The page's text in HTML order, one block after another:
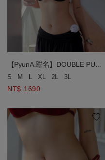
【PyunA.聯名】DOUBLE PUSH
終極美波小香風玫瑰雙綁比基尼
S M L XL 2L 3L
NT$ 1690